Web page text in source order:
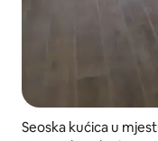
Seoska kućica u